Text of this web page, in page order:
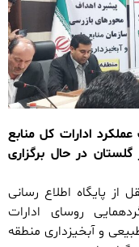
ادارات کل منابع
در حال برگزاری
از پایگاه اطلاع رسانی
روسای ادارات
و آبخیزداری منطقه